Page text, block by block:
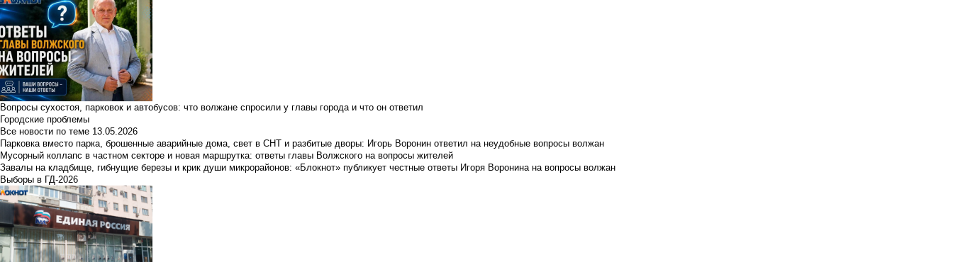
Вопросы сухостоя, парковок и автобусов: что волжане спросили у главы города и что он ответил
Городские проблемы
Все новости по теме 13.05.2026
Парковка вместо парка, брошенные аварийные дома, свет в СНТ и разбитые дворы: Игорь Воронин ответил на неудобные вопросы волжан
Мусорный коллапс в частном секторе и новая маршрутка: ответы главы Волжского на вопросы жителей
Завалы на кладбище, гибнущие березы и крик души микрорайонов: «Блокнот» публикует честные ответы Игоря Воронина на вопросы волжан
Выборы в ГД-2026